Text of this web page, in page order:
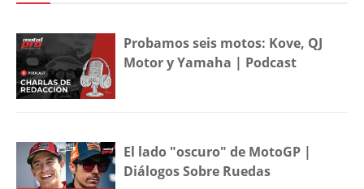
Probamos seis motos: Kove, QJ
Motor y Yamaha | Podcast
El lado "oscuro" de MotoGP |
Diálogos Sobre Ruedas